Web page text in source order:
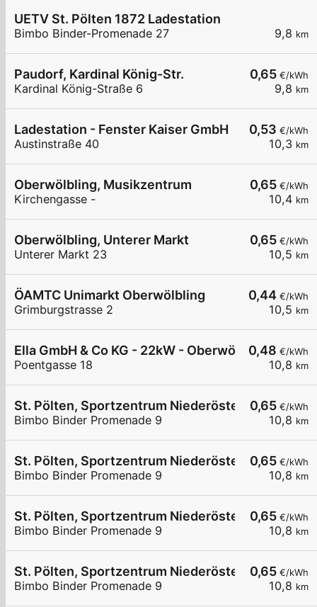
9,8 km
UETV St. Pölten 1872 Ladestation
Bimbo Binder-Promenade 27
0,65 €/kWh
9,8 km
Paudorf, Kardinal König-Str.
Kardinal König-Straße 6
0,53 €/kWh
10,3 km
Ladestation - Fenster Kaiser GmbH
Austinstraße 40
0,65 €/kWh
10,4 km
Oberwölbling, Musikzentrum
Kirchengasse -
0,65 €/kWh
10,5 km
Oberwölbling, Unterer Markt
Unterer Markt 23
0,44 €/kWh
10,5 km
ÖAMTC Unimarkt Oberwölbling
Grimburgstrasse 2
0,48 €/kWh
10,8 km
Ella GmbH & Co KG - 22kW - Oberwölbling
Poentgasse 18
0,65 €/kWh
10,8 km
St. Pölten, Sportzentrum Niederösterreich,
Bimbo Binder Promenade 9
0,65 €/kWh
10,8 km
St. Pölten, Sportzentrum Niederösterreich,
Bimbo Binder Promenade 9
0,65 €/kWh
10,8 km
St. Pölten, Sportzentrum Niederösterreich,
Bimbo Binder Promenade 9
0,65 €/kWh
10,8 km
St. Pölten, Sportzentrum Niederösterreich,
Bimbo Binder Promenade 9